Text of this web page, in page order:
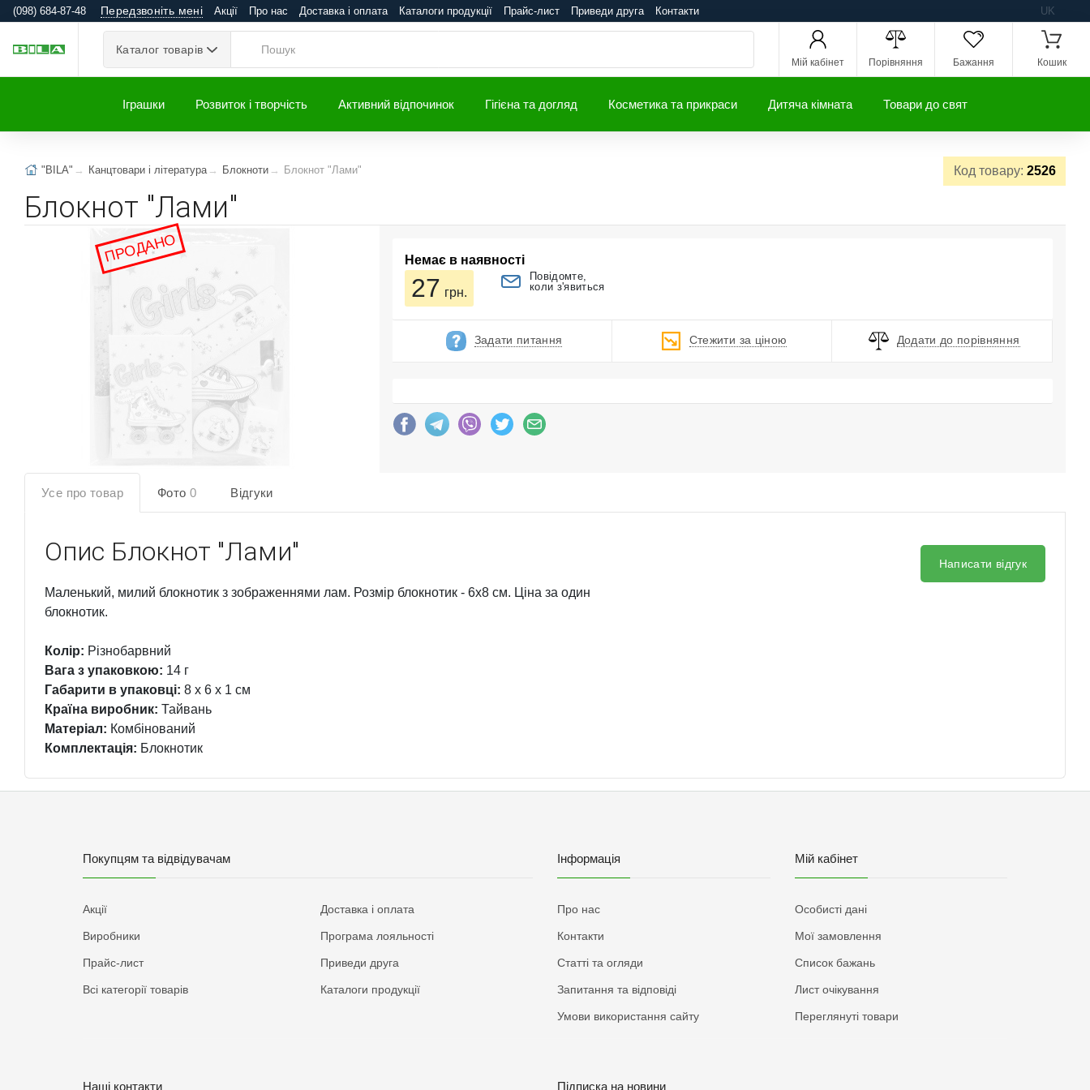
(098) 684-87-48 Передзвоніть мені Акції Про нас Доставка і оплата Каталоги продукції Прайс-лист Приведи друга Контакти UK
Каталог товарів
Мій кабінет Порівняння Бажання Кошик
Іграшки Розвиток і творчість Активний відпочинок Гігієна та догляд Косметика та прикраси Дитяча кімната Товари до свят
Код товару: 2526
"BILA" Канцтовари і література Блокноти Блокнот "Лами"
Блокнот "Лами"
ПРОДАНО Немає в наявності
27 грн.
Повідомте,
коли з'явиться
Задати питання Стежити за ціною Додати до порівняння
Усе про товар Фото 0 Відгуки
Опис Блокнот "Лами"
Маленький, милий блокнотик з зображеннями лам. Розмір блокнотик - 6х8 см. Ціна за один
блокнотик.
Колір: Різнобарвний
Вага з упаковкою: 14 г
Габарити в упаковці: 8 x 6 x 1 см
Країна виробник: Тайвань
Матеріал: Комбінований
Комплектація: Блокнотик
Написати відгук
Покупцям та відвідувачам
Акції
Виробники
Прайс-лист
Всі категорії товарів
Доставка і оплата
Програма лояльності
Приведи друга
Каталоги продукції
Інформація
Про нас
Контакти
Статті та огляди
Запитання та відповіді
Умови використання сайту
Мій кабінет
Особисті дані
Мої замовлення
Список бажань
Лист очікування
Переглянуті товари
Наші контакти Підписка на новини